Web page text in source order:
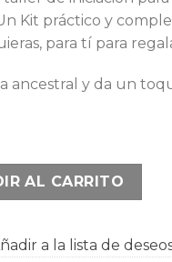
Kit práctico y
para tí para
ancestral y da un
cantidad
AL CARRITO
a la lista de